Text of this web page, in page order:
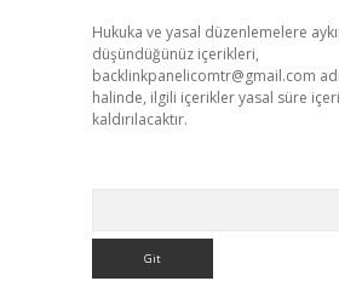
Hukuka ve yasal düzenlemelere
düşündüğünüz içerikleri,
backlinkpanelicomtr@gmail.com
halinde, ilgili içerikler yasal süre
kaldırılacaktır.